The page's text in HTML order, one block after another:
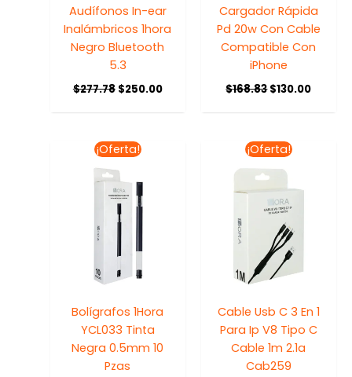
Audífonos In-ear
Inalámbricos 1hora
Negro Bluetooth
5.3
$277.78 $250.00
Cargador Rápida
Pd 20w Con Cable
Compatible Con
iPhone
$168.83$130.00
¡Oferta!
Bolígrafos 1Hora
YCL033 Tinta
Negra 0.5mm 10
Pzas
El
precio
original
era:
$97.78.
¡Oferta!
Cable Usb C 3 En 1
Para Ip V8 Tipo C
Cable 1m 2.1a
Cab259
El
precio
original
era:
$97.78.